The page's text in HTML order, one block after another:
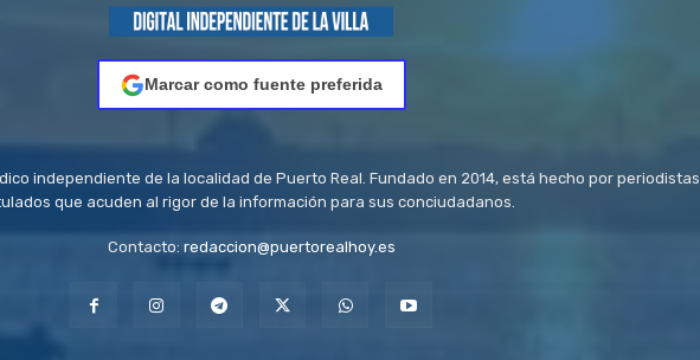
Marcar como fuente preferida
independiente de la localidad de Puerto Real. Fundado en 2014, está hecho por periodistas
que acuden al rigor de la información para sus conciudadanos.
Contacto: redaccion@puertorealhoy.es